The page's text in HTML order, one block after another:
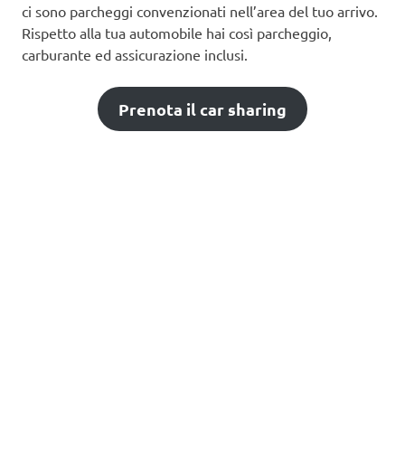
ci sono parcheggi convenzionati nell’area del tuo arrivo.
Rispetto alla tua automobile hai così parcheggio,
carburante ed assicurazione inclusi.
Prenota il car sharing